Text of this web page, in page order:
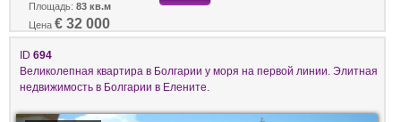
Площадь: 83 кв.м
Цена € 32 000
ID 694
Великолепная квартира в Болгарии у моря на первой линии. Элитная
недвижимость в Болгарии в Елените.